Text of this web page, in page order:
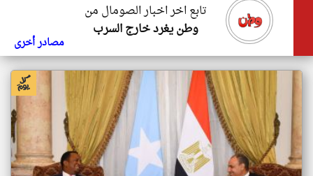
تابع اخر اخبار الصومال من
وطن يغرد خارج السرب
مصادر أخرى